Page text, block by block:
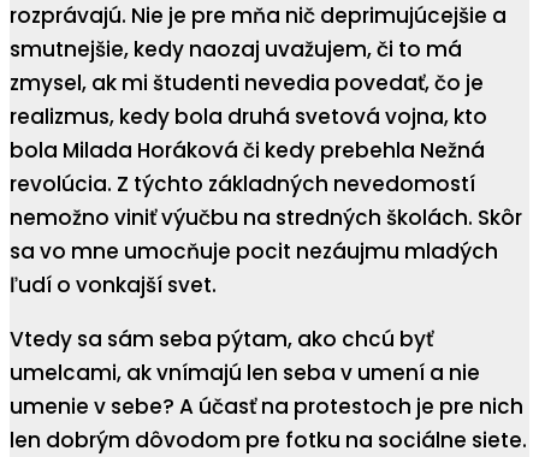
rozprávajú. Nie je pre mňa nič deprimujúcejšie a
smutnejšie, kedy naozaj uvažujem, či to má
zmysel, ak mi študenti nevedia povedať, čo je
realizmus, kedy bola druhá svetová vojna, kto
bola Milada Horáková či kedy prebehla Nežná
revolúcia. Z týchto základných nevedomostí
nemožno viniť výučbu na stredných školách. Skôr
sa vo mne umocňuje pocit nezáujmu mladých
ľudí o vonkajší svet.
Vtedy sa sám seba pýtam, ako chcú byť
umelcami, ak vnímajú len seba v umení a nie
umenie v sebe? A účasť na protestoch je pre nich
len dobrým dôvodom pre fotku na sociálne siete.